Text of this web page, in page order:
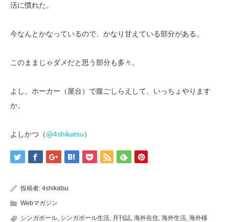
活に慣れた。
今なんとかなっているので、かなり甘えている部分がある。
このままじゃダメだと思う部分も多々。
よし、ホーカー（屋台）で腹ごしらえして、いっちょやります
か。
よしかつ（@4shikatsu）
投稿者: 4shikatsu
Webマガジン
シンガポール シンガポール生活 月刊誌 海外在住 海外生活 海外移